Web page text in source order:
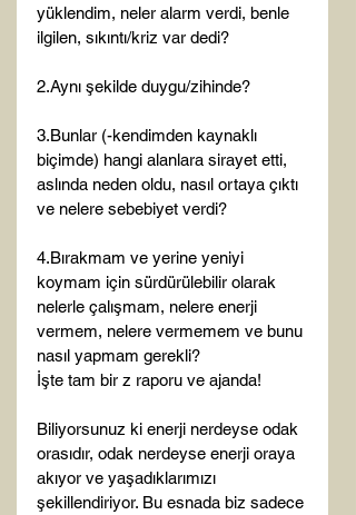
yüklendim, neler alarm verdi, benle
ilgilen, sıkıntı/kriz var dedi?
2.Aynı şekilde duygu/zihinde?
3.Bunlar (-kendimden kaynaklı
biçimde) hangi alanlara sirayet etti,
aslında neden oldu, nasıl ortaya çıktı
ve nelere sebebiyet verdi?
4.Bırakmam ve yerine yeniyi
koymam için sürdürülebilir olarak
nelerle çalışmam, nelere enerji
vermem, nelere vermemem ve bunu
nasıl yapmam gerekli?
İşte tam bir z raporu ve ajanda!
Biliyorsunuz ki enerji nerdeyse odak
orasıdır, odak nerdeyse enerji oraya
akıyor ve yaşadıklarımızı
şekillendiriyor. Bu esnada biz sadece